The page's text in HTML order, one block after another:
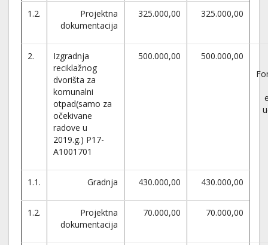
1.2.
Projektna
dokumentacija
325.000,00 325.000,00
2.
Izgradnja
reciklažnog
dvorišta za
komunalni
otpad(samo za
očekivane
radove u
2019.g.) P17-
A1001701
500.000,00
500.000,00
1.1. Gradnja 430.000,00 430.000,00
1.2.
Projektna
dokumentacija
70.000,00 70.000,00